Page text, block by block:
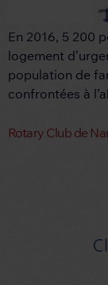
En 2016, 5 200
logement
population de
confrontées à
Rotary Club de